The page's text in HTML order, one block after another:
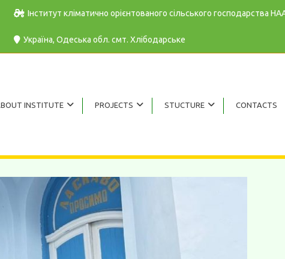
Інститут кліматично орієнтованого сільського господарства
Україна, Одеська обл. cмт. Хлібодарське
INSTITUTE PROJECTS STUCTURE CONTACTS